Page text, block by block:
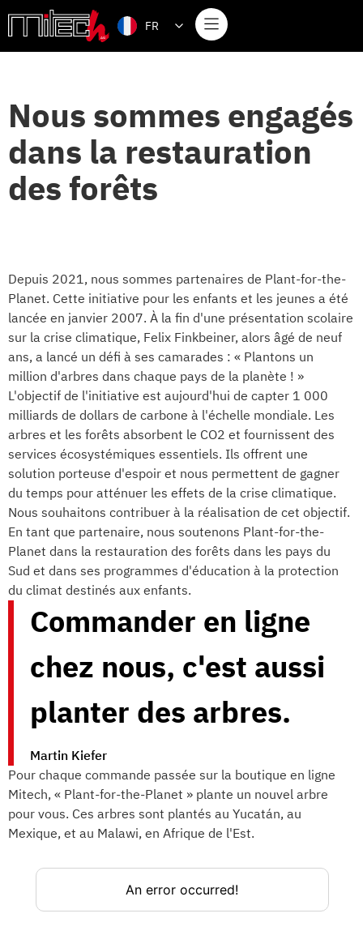
FR
Nous sommes engagés
dans la restauration
des forêts
Depuis 2021, nous sommes partenaires de Plant-for-the-
Planet. Cette initiative pour les enfants et les jeunes a été
lancée en janvier 2007. À la fin d'une présentation scolaire
sur la crise climatique, Felix Finkbeiner, alors âgé de neuf
ans, a lancé un défi à ses camarades : « Plantons un
million d'arbres dans chaque pays de la planète ! »
L'objectif de l'initiative est aujourd'hui de capter 1 000
milliards de dollars de carbone à l'échelle mondiale. Les
arbres et les forêts absorbent le CO2 et fournissent des
services écosystémiques essentiels. Ils offrent une
solution porteuse d'espoir et nous permettent de gagner
du temps pour atténuer les effets de la crise climatique.
Nous souhaitons contribuer à la réalisation de cet objectif.
En tant que partenaire, nous soutenons Plant-for-the-
Planet dans la restauration des forêts dans les pays du
Sud et dans ses programmes d'éducation à la protection
du climat destinés aux enfants.
Commander en ligne
chez nous, c'est aussi
planter des arbres.
Martin Kiefer
Pour chaque commande passée sur la boutique en ligne
Mitech, « Plant-for-the-Planet » plante un nouvel arbre
pour vous. Ces arbres sont plantés au Yucatán, au
Mexique, et au Malawi, en Afrique de l'Est.